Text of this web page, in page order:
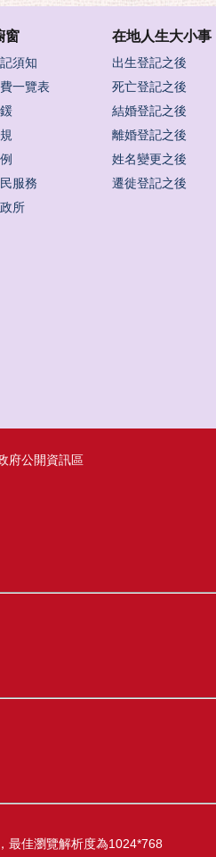
窗
須知
一覽表
服務
所
在地人生大小事
出生登記之後
死亡登記之後
結婚登記之後
離婚登記之後
姓名變更之後
遷徙登記之後
府公開資訊區
最佳瀏覽解析度為1024*768